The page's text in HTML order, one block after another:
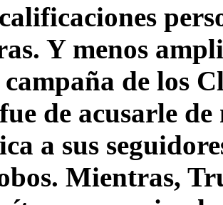
Y menos
de los
de acusarle
a sus
Mientras,